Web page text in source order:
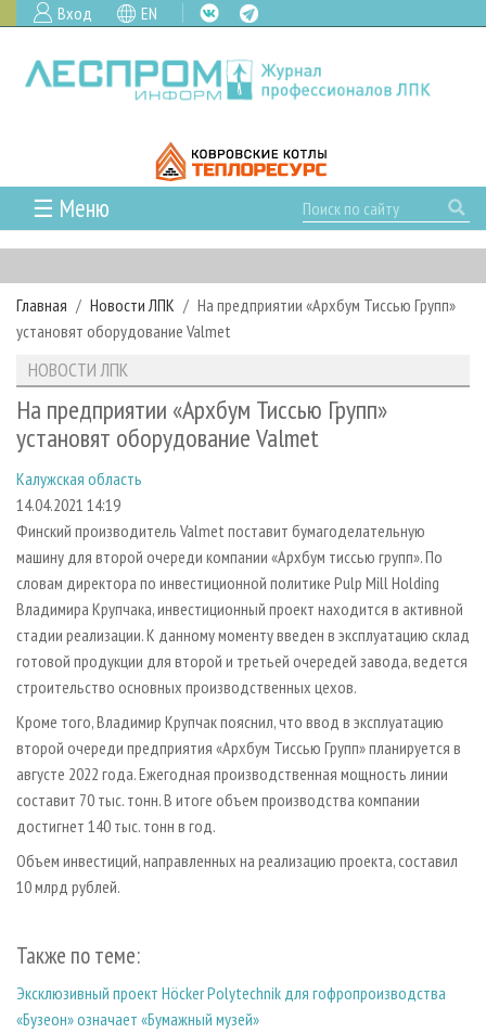
Вход EN
☰ Меню
ГЛАВНАЯ
РУБРИКИ И ТЕМЫ
РУБРИКИ ЖУРНАЛА
ЛЕСОЗАГОТОВКА
ЛЕСОПИЛЕНИЕ
СУШКА ДРЕВЕСИНЫ
ПРОИЗВОДСТВО ДРЕВЕСНЫХ ПЛИТ
ДЕРЕВЯННОЕ ДОМОСТРОЕНИЕ
ПРОИЗВОДСТВО МЕБЕЛИ
БИОЭНЕРГЕТИКА
ЦБП
ИНСТРУМЕНТ И МАТЕРИАЛЫ
НОВОСТИ
НОВОСТИ ЛПК
НОВОСТИ ЖУРНАЛА
ПРОЕКТЫ ЛПИ
АНАЛИТИКА
ПРЕДПРИЯТИЯ ЛПК
ПЕРСОНЫ
МОБИЛЬНЫЕ ВЫСТАВКИ
ОФИЦИАЛЬНЫЕ ДЕЛЕГАЦИИ
ПРИОРИТЕТНЫЕ ИНВЕСТПРОЕКТЫ
RUSSIAN FORESTRY REVIEW
ГАЗЕТА ЛЕСПРОМФОРУМ
БИБЛИОТЕКА СПЕЦИАЛИСТА
АРХИВ ЖУРНАЛОВ
СТАТЬИ
О ЖУРНАЛЕ
ПОДПИСКА
КОНТАКТЫ
РЕКЛАМОДАТЕЛЯМ
РЕКЛАМА
РЕКЛАМА НА САЙТЕ
Главная Новости ЛПК
На предприятии «Архбум Тиссью Групп»
установят оборудование Valmet
НОВОСТИ ЛПК
На предприятии «Архбум Тиссью Групп»
установят оборудование Valmet
Калужская область
14.04.2021 14:19
Финский производитель Valmet поставит бумагоделательную
машину для второй очереди компании «Архбум тиссью групп». По
словам директора по инвестиционной политике Pulp Mill Holding
Владимира Крупчака, инвестиционный проект находится в активной
стадии реализации. К данному моменту введен в эксплуатацию склад
готовой продукции для второй и третьей очередей завода, ведется
строительство основных производственных цехов.
Кроме того, Владимир Крупчак пояснил, что ввод в эксплуатацию
второй очереди предприятия «Архбум Тиссью Групп» планируется в
августе 2022 года. Ежегодная производственная мощность линии
составит 70 тыс. тонн. В итоге объем производства компании
достигнет 140 тыс. тонн в год.
Объем инвестиций, направленных на реализацию проекта, составил
10 млрд рублей.
Также по теме:
Эксклюзивный проект Höcker Polytechnik для гофропроизводства
«Бузеон» означает «Бумажный музей»